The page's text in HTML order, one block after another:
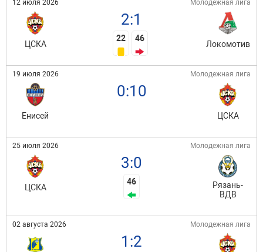
12 июля 2026 Молодежная лига
ЦСКА
2:1
22 46
Локомотив
19 июля 2026 Молодежная лига
Енисей
0:10
ЦСКА
25 июля 2026 Молодежная лига
ЦСКА
3:0
46
Рязань-
ВДВ
02 августа 2026 Молодежная лига
1:2